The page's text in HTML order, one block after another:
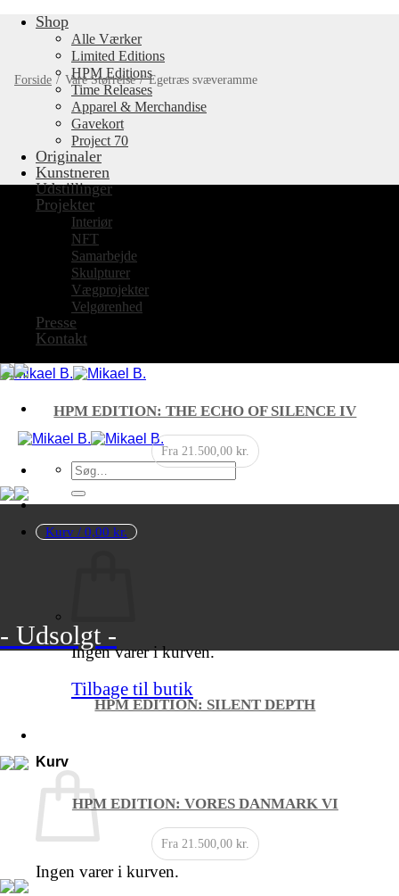
FortsætShop
Alle Værker
Limited Editions
HPM Editions
Time Releases
Apparel & Merchandise
Gavekort
Project 70
Originaler
Kunstneren
Udstillinger
Projekter
Interiør
NFT
Samarbejde
Skulpturer
Vægprojekter
Velgørenhed
Presse
Kontakt
Søg
efter:
Kurv / 0,00 kr.
Ingen varer i kurven.
Tilbage til butik
Kurv
Ingen varer i kurven.
Forside / Vare Størrelse/Egetræs svæveramme
HPM EDITION: THE ECHO OF SILENCE IV
Fra 21.500,00 kr.
- Udsolgt -
HPM EDITION: SILENT DEPTH
HPM EDITION: VORES DANMARK VI
Fra 21.500,00 kr.